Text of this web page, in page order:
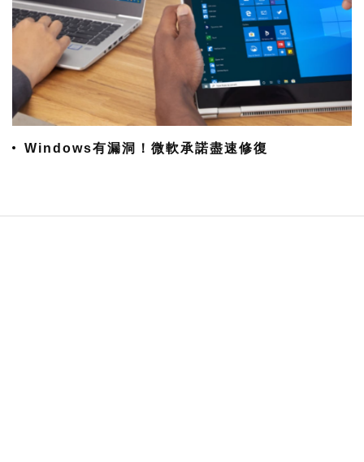
Windows有漏洞！微軟承諾盡速修復